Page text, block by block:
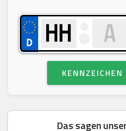
KENNZEICHEN
Das sagen